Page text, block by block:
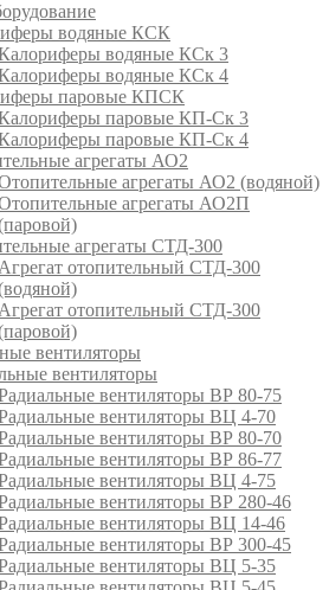
водяные КСК
водяные КСк 3
водяные КСк 4
паровые КПСК
паровые КП-Ск 3
паровые КП-Ск 4
агрегаты АО2
агрегаты АО2 (водяной)
агрегаты АО2П
агрегаты СТД-300
Агрегат отопительный СТД-300
Агрегат отопительный СТД-300
вентиляторы
вентиляторы
вентиляторы ВР 80-75
вентиляторы ВЦ 4-70
вентиляторы ВР 80-70
вентиляторы ВР 86-77
вентиляторы ВЦ 4-75
вентиляторы ВР 280-46
вентиляторы ВЦ 14-46
вентиляторы ВР 300-45
вентиляторы ВЦ 5-35